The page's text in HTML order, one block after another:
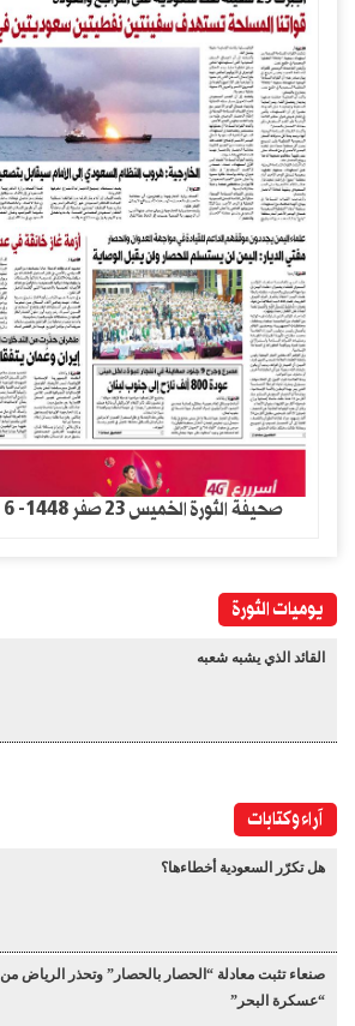
صحيفة الثورة الخميس 23 صفر 1448- 6 اغسطس 2026
يوميات الثورة
القائد الذي يشبه شعبه
آراء وكتابات
هل تكرّر السعودية أخطاءها؟
صنعاء تثبت معادلة “الحصار بالحصار” وتحذر الرياض من
“عسكرة البحر”